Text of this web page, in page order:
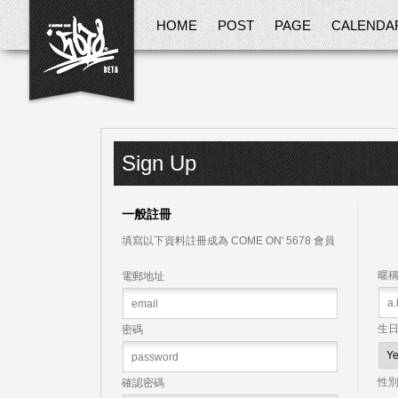
HOME POST PAGE
Sign Up
一般註冊
填寫以下資料註冊成為 COME ON' 5678 會員
電郵地址
密碼
確認密碼
暱
生
性